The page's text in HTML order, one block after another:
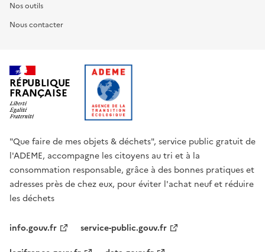
Nos outils
Nous contacter
RÉPUBLIQUE
FRANÇAISE
"Que faire de mes objets & déchets", service public gratuit de
l'ADEME, accompagne les citoyens au tri et à la
consommation responsable, grâce à des bonnes pratiques et
adresses près de chez eux, pour éviter l'achat neuf et réduire
les déchets
info.gouv.fr
service-public.gouv.fr